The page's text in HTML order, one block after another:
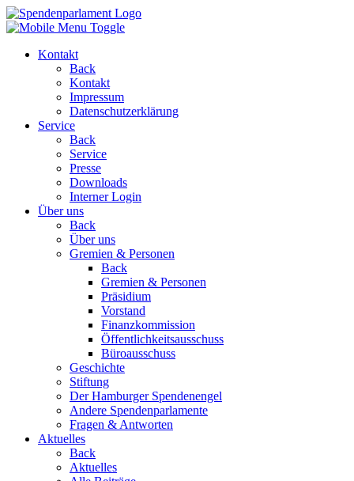
Kontakt
Back
Kontakt
Impressum
Datenschutzerklärung
Service
Back
Service
Presse
Downloads
Interner Login
Über uns
Back
Über uns
Gremien & Personen
Back
Gremien & Personen
Präsidium
Vorstand
Finanzkommission
Öffentlichkeitsausschuss
Büroausschuss
Geschichte
Stiftung
Der Hamburger Spendenengel
Andere Spendenparlamente
Fragen & Antworten
Aktuelles
Back
Aktuelles